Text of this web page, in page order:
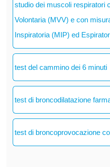
studio dei muscoli respiratori
Volontaria (MVV) e con
Inspiratoria (MIP) ed
test del cammino dei 6 minuti
test di broncodilatazione
test di broncoprovocazione